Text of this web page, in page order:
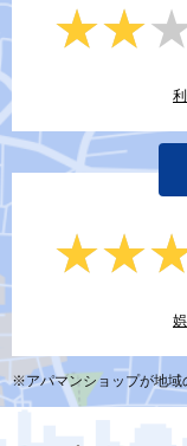
※アパマンショップが地域